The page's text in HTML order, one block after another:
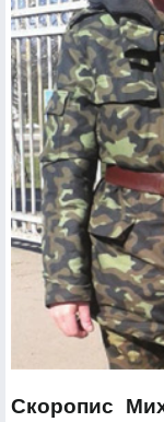
Скоропис